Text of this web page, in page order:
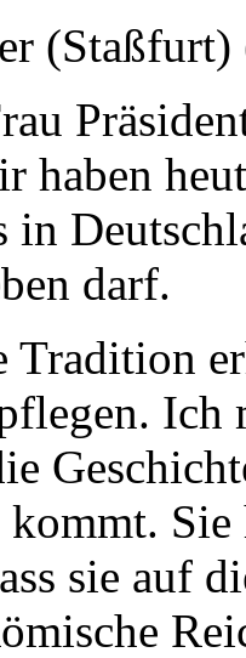
haben
in
darf.
Tradition
kommt.
sie auf